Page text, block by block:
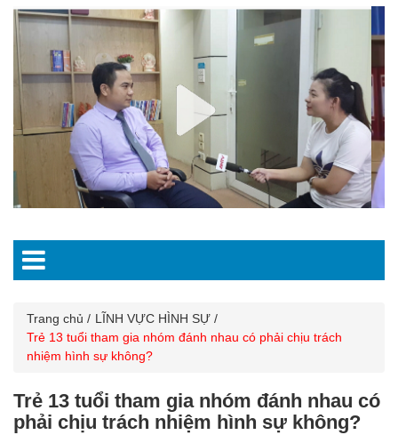
Trang chủ
LĨNH VỰC HÌNH SỰ
Trẻ 13 tuổi tham gia nhóm đánh nhau có phải chịu trách
nhiệm hình sự không?
Trẻ 13 tuổi tham gia nhóm đánh nhau có
phải chịu trách nhiệm hình sự không?